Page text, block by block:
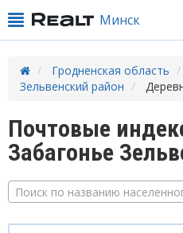
Минск
Гродненская область
Зельвенский район
Почтовые
Забагонье
Поиск по названию